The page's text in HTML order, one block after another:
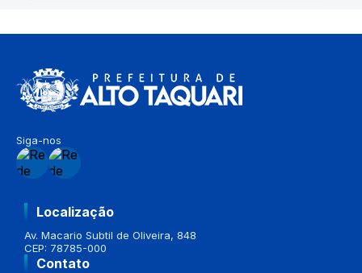
Siga-nos
Localização
Av. Macario Subtil de Oliveira, 848
CEP: 78785-000
Contato